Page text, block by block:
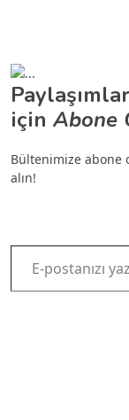
için Abone
Bültenimize abone
alın!
E-postanızı yazın…